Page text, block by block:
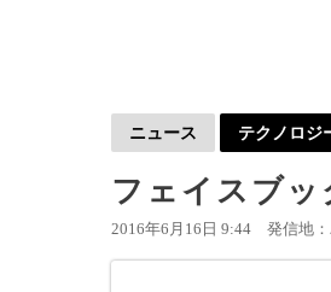
ニュース テクノロジ
フェイスブッ
2016年6月16日 9:44 発信地